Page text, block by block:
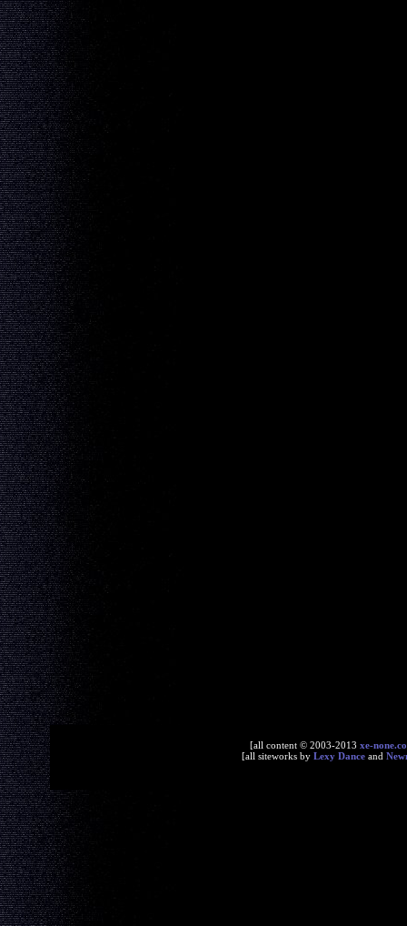
[all content © 2003-2013 xe-
[all siteworks by Lexy Danceand